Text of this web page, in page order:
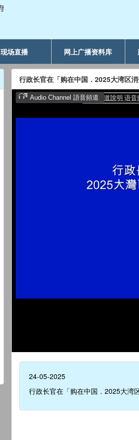
现场直播 网上广播资料库
行政长官在「购在中国．2025大湾区
24-05-2025
行政长官在「购在中国．2025大湾